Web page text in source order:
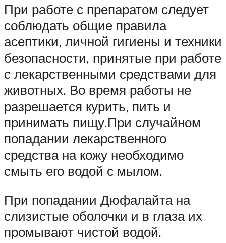
При работе с препаратом следует
соблюдать общие правила
асептики, личной гигиены и техники
безопасности, принятые при работе
с лекарственными средствами для
животных. Во время работы не
разрешается курить, пить и
принимать пищу.При случайном
попадании лекарственного
средства на кожу необходимо
смыть его водой с мылом.
При попадании Дюфалайта на
слизистые оболочки и в глаза их
промывают чистой водой.